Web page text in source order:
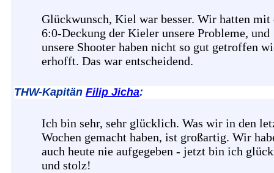
Glückwunsch, Kiel war besser. Wir hatten mit
6:0-Deckung der Kieler unsere Probleme, und
unsere Shooter haben nicht so gut getroffen
erhofft. Das war entscheidend.
THW-Kapitän Filip Jicha:
Ich bin sehr, sehr glücklich. Was wir in den
Wochen gemacht haben, ist großartig. Wir
auch heute nie aufgegeben - jetzt bin ich
und stolz!